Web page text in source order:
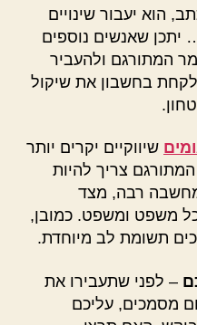
הוא יעבור שינויים
יתכן שאנשים נוספים
המתורגם ולהעביר
בחשבון את שיקול
שיווקיים יקרים יותר
צריך להיות
רבה, מצד
משפט ומשפט. כמובן,
תשומת לב מיוחדת.
– לפני שתעבירו את
מסמכים, עליכם